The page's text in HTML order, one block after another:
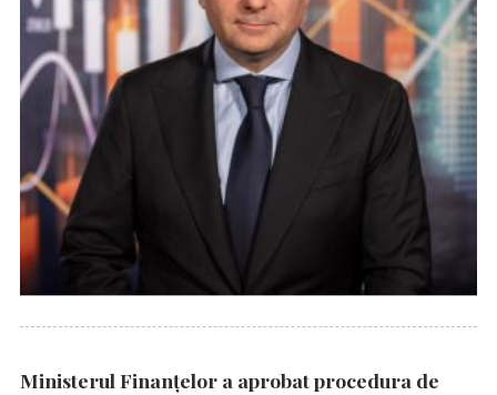
Ministerul Finanțelor a aprobat procedura de